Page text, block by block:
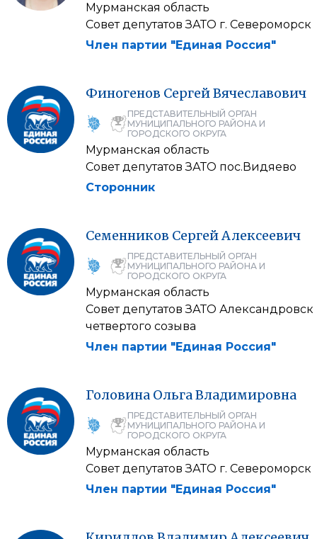
Мурманская область
Совет депутатов ЗАТО г. Североморск
Член партии "Единая Россия"
Финогенов СергейВячеславович
ПРЕДСТАВИТЕЛЬНЫЙ ОРГАН
МУНИЦИПАЛЬНОГО РАЙОНА И
ГОРОДСКОГО ОКРУГА
Мурманская область
Совет депутатов ЗАТО пос.Видяево
Сторонник
Семенников СергейАлексеевич
ПРЕДСТАВИТЕЛЬНЫЙ ОРГАН
МУНИЦИПАЛЬНОГО РАЙОНА И
ГОРОДСКОГО ОКРУГА
Мурманская область
Совет депутатов ЗАТО Александровск
четвертого созыва
Член партии "Единая Россия"
Головина ОльгаВладимировна
ПРЕДСТАВИТЕЛЬНЫЙ ОРГАН
МУНИЦИПАЛЬНОГО РАЙОНА И
ГОРОДСКОГО ОКРУГА
Мурманская область
Совет депутатов ЗАТО г. Североморск
Член партии "Единая Россия"